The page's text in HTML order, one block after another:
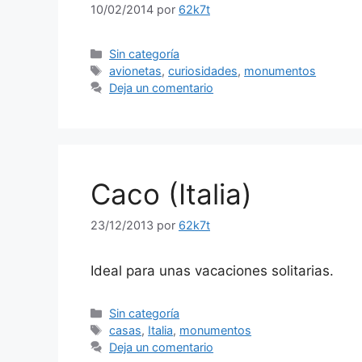
10/02/2014 por 62k7t
Categorías
Sin categoría
Etiquetas
avionetas,curiosidades, monumentos
Deja un comentario
Caco (Italia)
23/12/2013 por 62k7t
Ideal para unas vacaciones solitarias.
Categorías
Sin categoría
Etiquetas
casas, Italia, monumentos
Deja un comentario